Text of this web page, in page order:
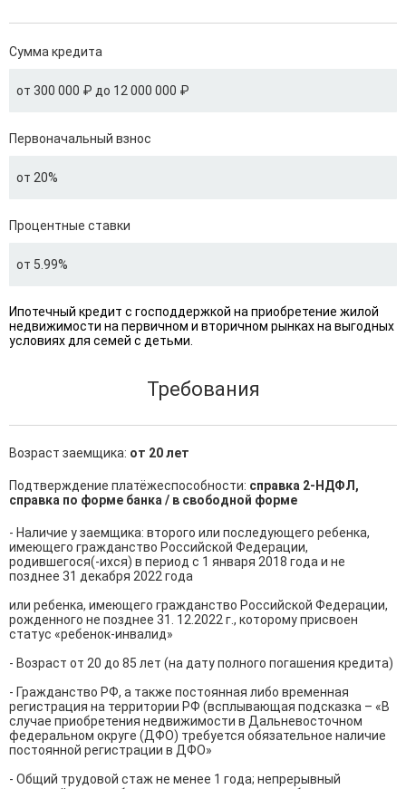
Сумма кредита
от 300 000 ₽ до 12 000 000 ₽
Первоначальный взнос
от 20%
Процентные ставки
от 5.99%
Ипотечный кредит с господдержкой на приобретение жилой
недвижимости на первичном и вторичном рынках на выгодных
условиях для семей с детьми.
Требования
Возраст заемщика: от 20 лет
Подтверждение платёжеспособности: справка 2-НДФЛ,
справка по форме банка / в свободной форме
- Наличие у заемщика: второго или последующего ребенка,
имеющего гражданство Российской Федерации,
родившегося(-ихся) в период с 1 января 2018 года и не
позднее 31 декабря 2022 года
или ребенка, имеющего гражданство Российской Федерации,
рожденного не позднее 31. 12.2022 г., которому присвоен
статус «ребенок-инвалид»
- Возраст от 20 до 85 лет (на дату полного погашения кредита)
- Гражданство РФ, а также постоянная либо временная
регистрация на территории РФ (всплывающая подсказка – «В
случае приобретения недвижимости в Дальневосточном
федеральном округе (ДФО) требуется обязательное наличие
постоянной регистрации в ДФО»
- Общий трудовой стаж не менее 1 года; непрерывный